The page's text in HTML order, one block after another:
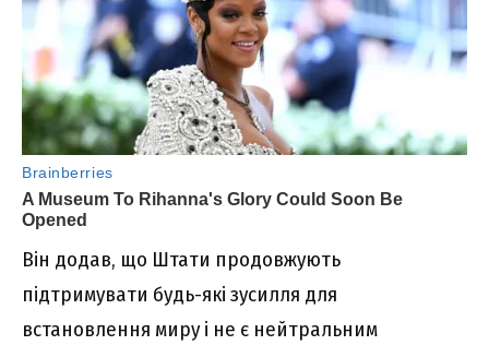
Він додав, що Штати продовжують
підтримувати будь-які зусилля для
встановлення миру і не є нейтральним